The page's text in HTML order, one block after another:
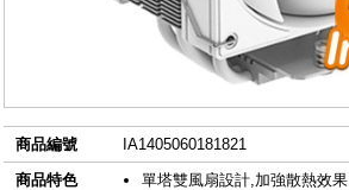
商品編號
IA1405060181821
商品特色
單塔雙風扇設計,加強散熱效果